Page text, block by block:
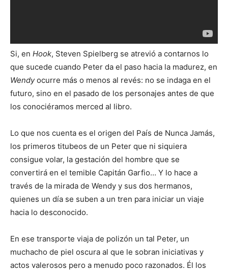
Si, en Hook, Steven Spielberg se atrevió a contarnos lo
que sucede cuando Peter da el paso hacia la madurez, en
Wendyocurre más o menos al revés: no se indaga en el
futuro, sino en el pasado de los personajes antes de que
los conociéramos merced al libro.
Lo que nos cuenta es el origen del País de Nunca Jamás,
los primeros titubeos de un Peter que ni siquiera
consigue volar, la gestación del hombre que se
convertirá en el temible Capitán Garfio… Y lo hace a
través de la mirada de Wendy y sus dos hermanos,
quienes un día se suben a un tren para iniciar un viaje
hacia lo desconocido.
En ese transporte viaja de polizón un tal Peter, un
muchacho de piel oscura al que le sobran iniciativas y
actos valerosos pero a menudo poco razonados. Él los